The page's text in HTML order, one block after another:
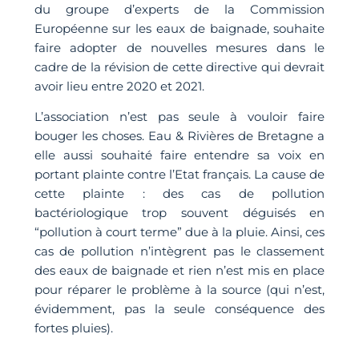
du groupe d’experts de la Commission
Européenne sur les eaux de baignade, souhaite
faire adopter de nouvelles mesures dans le
cadre de la révision de cette directive qui devrait
avoir lieu entre 2020 et 2021.
L’association n’est pas seule à vouloir faire
bouger les choses. Eau & Rivières de Bretagne a
elle aussi souhaité faire entendre sa voix en
portant plainte contre l’Etat français. La cause de
cette plainte : des cas de pollution
bactériologique trop souvent déguisés en
“pollution à court terme” due à la pluie. Ainsi, ces
cas de pollution n’intègrent pas le classement
des eaux de baignade et rien n’est mis en place
pour réparer le problème à la source (qui n’est,
évidemment, pas la seule conséquence des
fortes pluies).